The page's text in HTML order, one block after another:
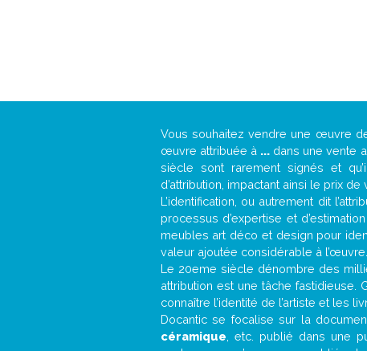
Vous souhaitez vendre une œuvre
œuvre attribuée à ...dans une vente
siècle sont rarement signés et
d’attribution, impactant ainsi le prix de
L’identification, ou autrement dit
processus d’expertise et
meubles art déco et design pour
valeur ajoutée considérable à l’œuvre.
Le 20eme siècle dénombre des
attribution est une tâche fastidieuse.
connaître l’identité de l’artiste et les
Docantic se focalise sur la
céramique , etc. publié dans une